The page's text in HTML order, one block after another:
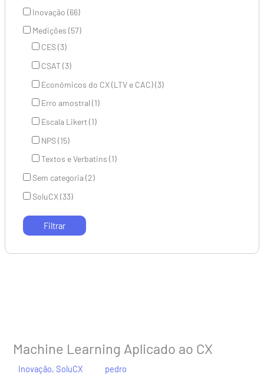
Inovação (66)
Medições (57)
CES (3)
CSAT (3)
Econômicos do CX (LTV e CAC) (3)
Erro amostral (1)
Escala Likert (1)
NPS (15)
Textos e Verbatins (1)
Sem categoria (2)
SoluCX (33)
Machine Learning Aplicado ao CX
Inovação,SoluCX pedro